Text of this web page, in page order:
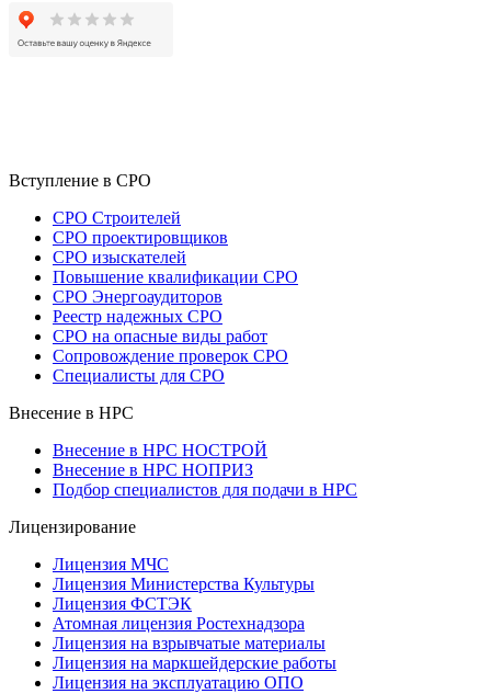
Вступление в СРО
СРО Строителей
СРО проектировщиков
СРО изыскателей
Повышение квалификации СРО
СРО Энергоаудиторов
Реестр надежных СРО
СРО на опасные виды работ
Сопровождение проверок СРО
Специалисты для СРО
Внесение в НРС
Внесение в НРС НОСТРОЙ
Внесение в НРС НОПРИЗ
Подбор специалистов для подачи в НРС
Лицензирование
Лицензия МЧС
Лицензия Министерства Культуры
Лицензия ФСТЭК
Атомная лицензия Ростехнадзора
Лицензия на взрывчатые материалы
Лицензия на маркшейдерские работы
Лицензия на эксплуатацию ОПО